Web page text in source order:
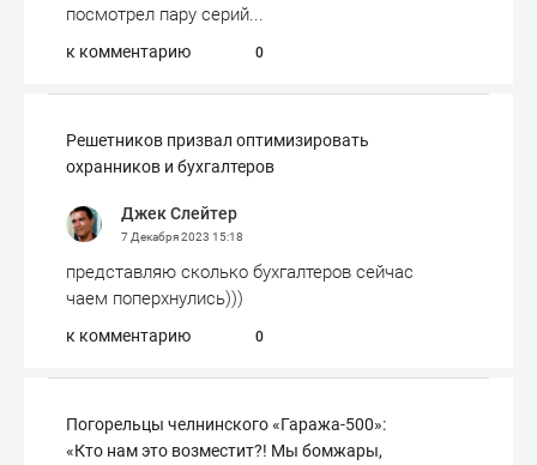
посмотрел пару серий...
к комментарию 0
Решетников призвал оптимизировать
охранников и бухгалтеров
Джек Слейтер
7 Декабря 2023 15:18
представляю сколько бухгалтеров сейчас
чаем поперхнулись)))
к комментарию 0
Погорельцы челнинского «Гаража-500»:
«Кто нам это возместит?! Мы бомжары,